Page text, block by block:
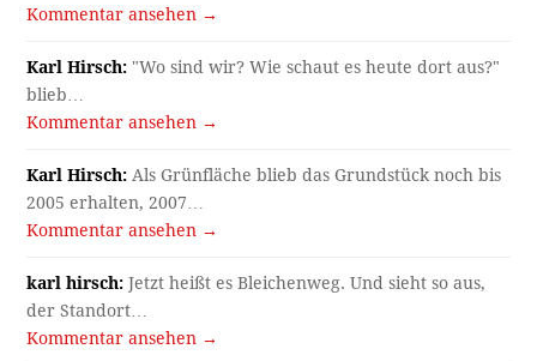
Kommentar ansehen →
Karl Hirsch: "Wo sind wir? Wie schaut es heute dort aus?"
blieb…
Kommentar ansehen →
Karl Hirsch: Als Grünfläche blieb das Grundstück noch bis
2005 erhalten, 2007…
Kommentar ansehen →
karl hirsch: Jetzt heißt es Bleichenweg. Und sieht so aus,
der Standort…
Kommentar ansehen →